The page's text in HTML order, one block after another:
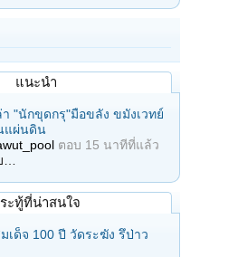
แนะนำ
า "นักขุดกรุ"มือขลัง ขมังเวทย์
แผ่นดิน
ตอบ 15 นาทีที่แล้ว
ะทู้ที่น่าสนใจ
เด็จ 100 ปี วัดระฆัง รึป่าว